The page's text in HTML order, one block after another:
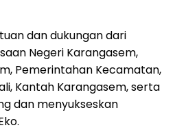
dan dukungan dari
Negeri Karangasem,
Pemerintahan Kecamatan,
Kantah Karangasem, serta
dan menyukseskan